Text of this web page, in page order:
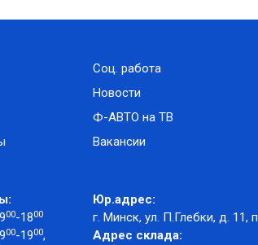
Соц. работа
Новости
Ф-АВТО на ТВ
Вакансии
00-1800
00-1900,
Юр.адрес:
г. Минск, ул. П.Глебки, д. 11,
Адрес склада: